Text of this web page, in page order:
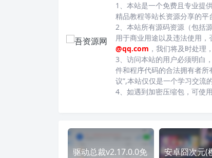
1、本站是一个免费且专业提
精品教程等站长资源分享的平
2、本站所有源码资源（包括
用于商业用途以及违法使用
@qq.com ，我们将及时处理
3、访问本站的用户必须明白
件和程序代码的合法拥有者
议”,本站仅仅是一个学习交流
4、如遇到加密压缩包，可使用
驱动总裁v2.17.0.0免
安卓囧次元(